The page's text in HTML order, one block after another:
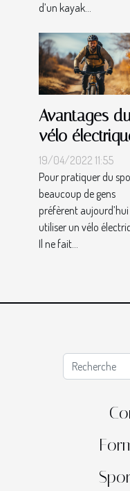
d’un kayak...
Avantages
vélo
19/04/2022 11:55
Pour pratiquer du
beaucoup de gens
préfèrent aujourd’hui
utiliser un vélo
Il ne fait...